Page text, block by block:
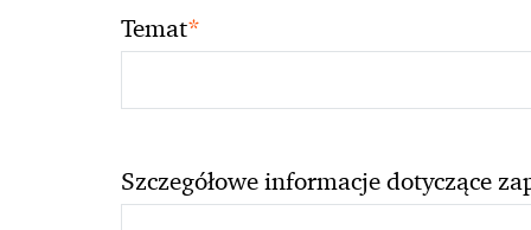
Temat*
Szczegółowe informacje dotyczące